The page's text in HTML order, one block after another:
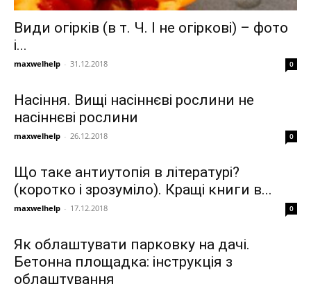
Види огірків (в т. Ч. І не огіркові) – фото
і...
maxwelhelp - 31.12.2018 0
Насіння. Вищі насіннєві рослини не
насіннєві рослини
maxwelhelp - 26.12.2018 0
Що таке антиутопія в літературі?
(коротко і зрозуміло). Кращі книги в...
maxwelhelp - 17.12.2018 0
Як облаштувати парковку на дачі.
Бетонна площадка: інструкція з
облаштування